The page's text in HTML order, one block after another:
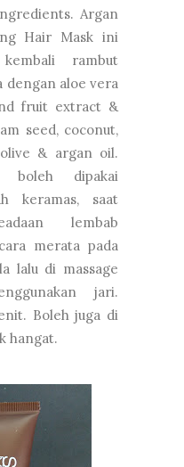
Argan
Hair Mask ini
rambut
dengan aloe vera
fruit extract &
seed, coconut,
& argan oil.
boleh dipakai
keramas, saat
lembab
merata pada
lalu di massage
jari.
Boleh juga di
hangat.